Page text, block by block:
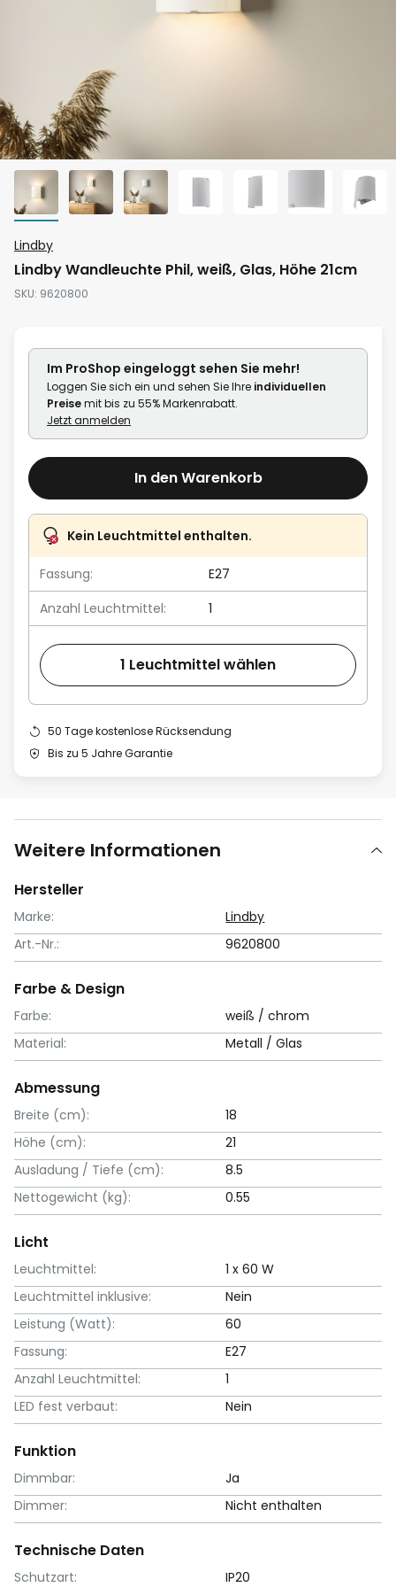
Zum
Anfang
der
Bildgalerie
Lindby
Lindby Wandleuchte Phil, weiß, Glas, Höhe 21cm
SKU 9620800
Im ProShop eingeloggt sehen Sie mehr!
Loggen Sie sich ein und sehen Sie Ihre individuellen
Preisemit bis zu 55% Markenrabatt.
Jetzt anmelden
In den Warenkorb
Kein Leuchtmittel enthalten.
Fassung:
E27
Anzahl Leuchtmittel:
1
1 Leuchtmittel wählen
50 Tage kostenlose Rücksendung
Bis zu 5 Jahre Garantie
Weitere Informationen
Hersteller
Marke:
Lindby
Art.-Nr.:
9620800
Farbe & Design
Farbe:
weiß / chrom
Material:
Metall / Glas
Abmessung
Breite (cm):
18
Höhe (cm):
21
Ausladung / Tiefe (cm):
8.5
Nettogewicht (kg):
0.55
Licht
Leuchtmittel:
1 x 60 W
Leuchtmittel inklusive:
Nein
Leistung (Watt):
60
Fassung:
E27
Anzahl Leuchtmittel:
1
LED fest verbaut:
Nein
Funktion
Dimmbar:
Ja
Dimmer:
Nicht enthalten
Technische Daten
Schutzart: IP20